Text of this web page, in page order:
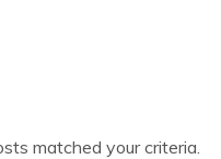
matched your criteria.